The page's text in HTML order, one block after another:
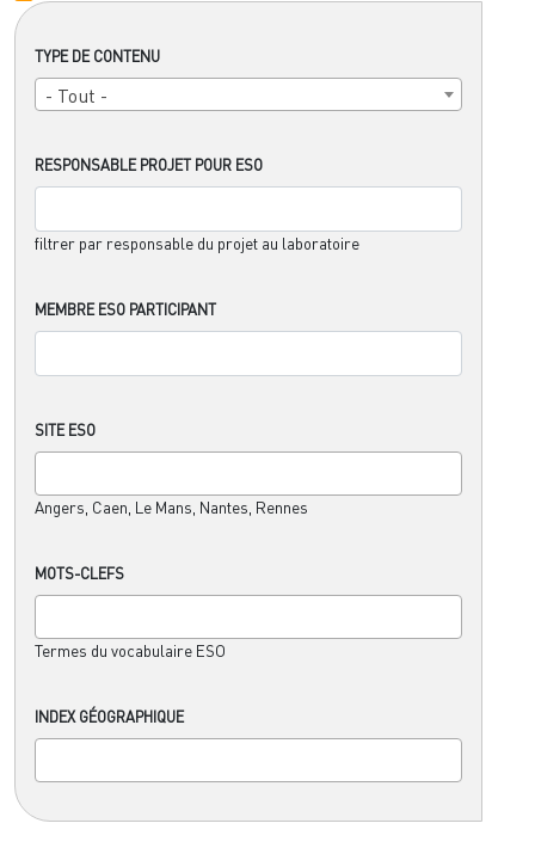
TYPE DE CONTENU
- Tout -
RESPONSABLE PROJET POUR ESO
filtrer par responsable du projet au laboratoire
MEMBRE ESO PARTICIPANT
SITE ESO
Angers, Caen, Le Mans, Nantes, Rennes
MOTS-CLEFS
Termes du vocabulaire ESO
INDEX GÉOGRAPHIQUE